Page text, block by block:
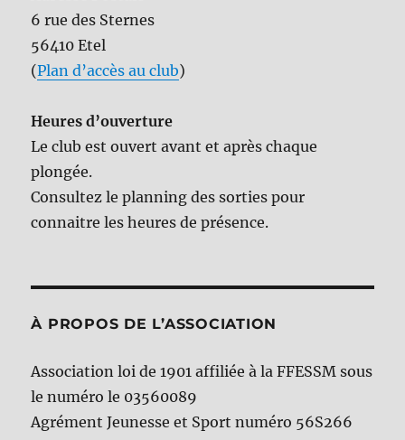
6 rue des Sternes
56410 Etel
(Plan d’accès au club)
Heures d’ouverture
Le club est ouvert avant et après chaque
plongée.
Consultez le planning des sorties pour
connaitre les heures de présence.
À PROPOS DE L’ASSOCIATION
Association loi de 1901 affiliée à la FFESSM sous
le numéro le 03560089
Agrément Jeunesse et Sport numéro 56S266